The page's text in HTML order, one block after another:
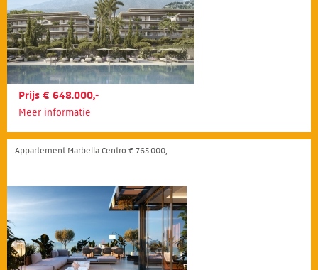
Prijs € 648.000,-
Meer informatie
Appartement Marbella Centro € 765.000,-